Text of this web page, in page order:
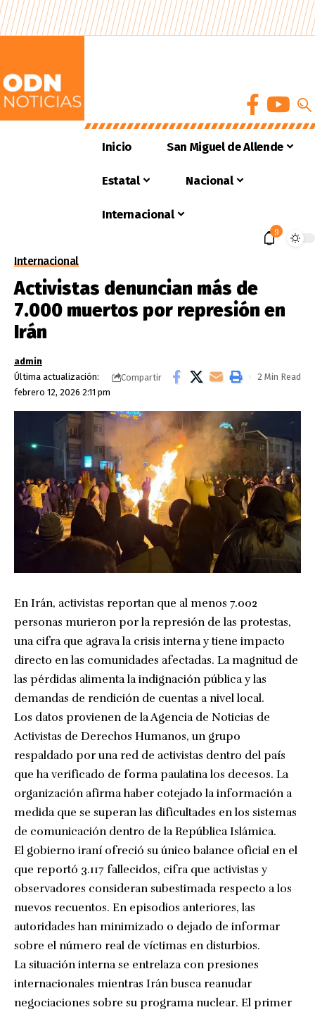
Inicio San Miguel de Allende
Estatal Nacional
Internacional
9
Internacional
Activistas denuncian más de
7.000 muertos por represión en
Irán
Última actualización:
febrero 12, 2026 2:11 pm
admin
Compartir
2 Min Read
En Irán, activistas reportan que al menos 7.002
personas murieron por la represión de las protestas,
una cifra que agrava la crisis interna y tiene impacto
directo en las comunidades afectadas. La magnitud de
las pérdidas alimenta la indignación pública y las
demandas de rendición de cuentas a nivel local.
Los datos provienen de la Agencia de Noticias de
Activistas de Derechos Humanos, un grupo
respaldado por una red de activistas dentro del país
que ha verificado de forma paulatina los decesos. La
organización afirma haber cotejado la información a
medida que se superan las dificultades en los sistemas
de comunicación dentro de la República Islámica.
El gobierno iraní ofreció su único balance oficial en el
que reportó 3.117 fallecidos, cifra que activistas y
observadores consideran subestimada respecto a los
nuevos recuentos. En episodios anteriores, las
autoridades han minimizado o dejado de informar
sobre el número real de víctimas en disturbios.
La situación interna se entrelaza con presiones
internacionales mientras Irán busca reanudar
negociaciones sobre su programa nuclear. El primer